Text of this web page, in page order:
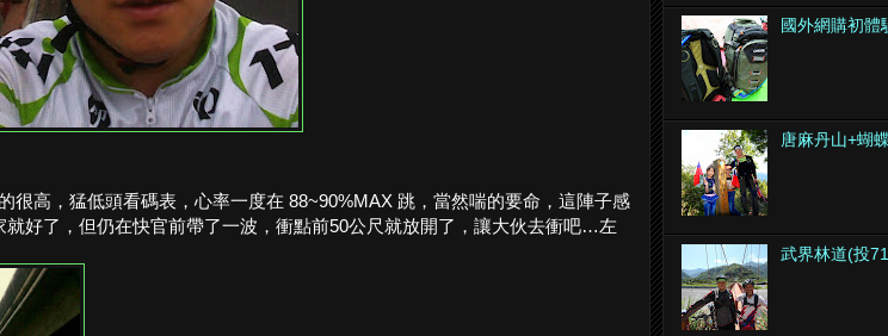
高，猛低頭看碼表，心率一度在 88~90%MAX 跳，當然喘的要命，這陣子感
好了，但仍在快官前帶了一波，衝點前50公尺就放開了，讓大伙去衝吧…左
國外網購初體
唐麻丹山+蝴
武界林道(投